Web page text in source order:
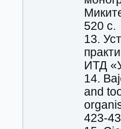
520 с.
13.
ИТД
14.
and
423-